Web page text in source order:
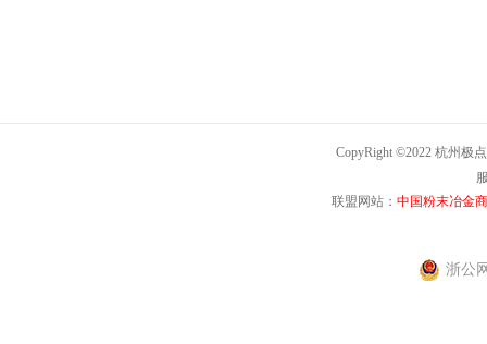
CopyRight ©2022 杭州极
联盟网站： 中国粉末冶金
浙公